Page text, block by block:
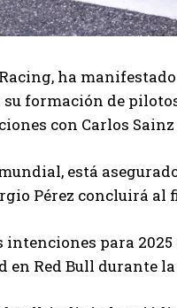
ha
formación de
con Carlos
está
Pérez concluirá al
intenciones para
Red Bull durante